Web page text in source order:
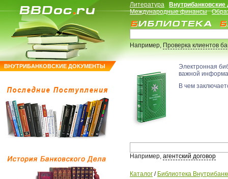
ВНУТРИБАНКОВСКИЕ ДОКУМЕНТЫ
Литература
Международные финансы
Например,Проверка клиентов
Электронная
важной
В чем
Например, агентский договор
Каталог / Библиотека